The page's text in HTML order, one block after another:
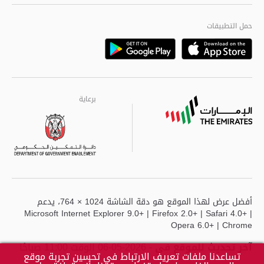
مراكز خدمة أبوظبى
حمل التطبيقات
Google
Playstore
برعاية
برعاية
أفضل عرض لهذا الموقع هو دقة الشاشة 1024 × 764، يدعم
Microsoft Internet Explorer 9.0+ | Firefox 2.0+ | Safari 4.0+ |
Opera 6.0+ | Chrome
آخر تحديث للموقع في- 2026-05-06 الوقت 11:00 صباحًا
تساعدنا ملفات تعريف الارتباط في تحسين تجربة موقع